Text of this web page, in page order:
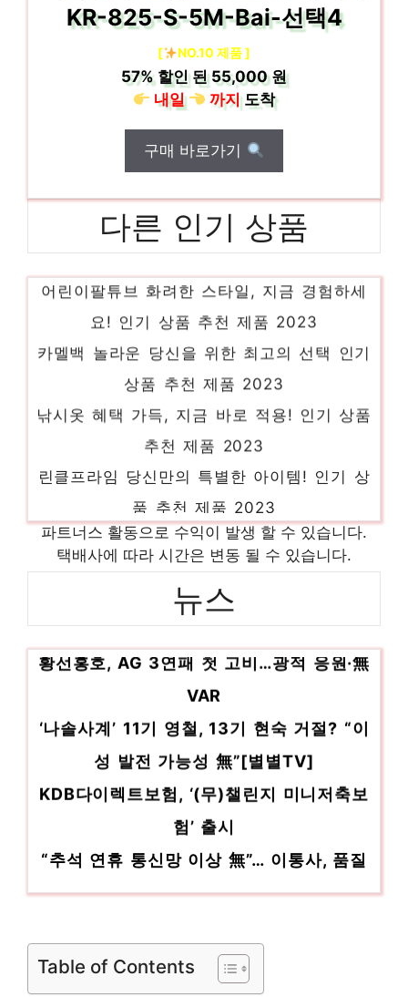
KR-825-S-5M-Bai-선택4
[ NO.10 제품 ]
57%할인 된55,000 원
내일
까지도착
구매 바로가기
다른 인기 상품
어린이팔튜브 화려한 스타일, 지금 경험하세
요! 인기 상품 추천 제품 2023
카멜백 놀라운 당신을 위한 최고의 선택 인기
상품 추천 제품 2023
낚시옷 혜택 가득, 지금 바로 적용! 인기 상품
추천 제품 2023
린클프라임 당신만의 특별한 아이템! 인기 상
품 추천 제품 2023
nt550xed-kh24s 놀라운 당신을 위한 최고
의 선택 인기 상품 추천 제품 2023
방폭형감지기 편안함을 찾는 당신을 위해 인
기 상품 추천 제품 2023
충전식모기퇴치 편안함을 찾는 당신을 위해
파트너스 활동으로 수익이 발생 할 수 있습니다.
택배사에 따라 시간은 변동 될 수 있습니다.
뉴스
황선홍호, AG 3연패 첫 고비…광적 응원·無
VAR
‘나솔사계’ 11기 영철, 13기 현숙 거절? “이
성 발전 가능성 無”[별별TV]
KDB다이렉트보험, ‘(무)챌린지 미니저축보
험’ 출시
“추석 연휴 통신망 이상 無”… 이통사, 품질
태우는 검증된 인재”
빅히트 측 “방탄소년단 사생 고소, 관용 無
Table of Contents